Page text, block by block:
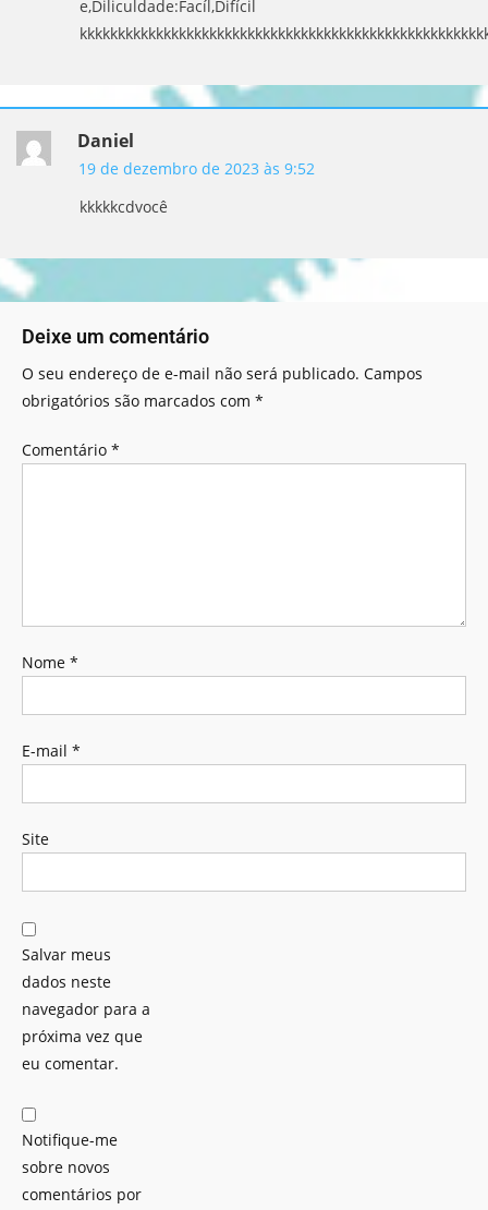
e,Diliculdade:Facíl,Difícil
Daniel
19 de dezembro de 2023 às 9:52
kkkkkcdvocê
Deixe um comentário
O seu endereço de e-mail não será publicado. Campos
obrigatórios são marcados com *
Comentário *
Nome *
E-mail *
Site
Salvar meus
dados neste
navegador para a
próxima vez que
eu comentar.
Notifique-me
sobre novos
comentários por